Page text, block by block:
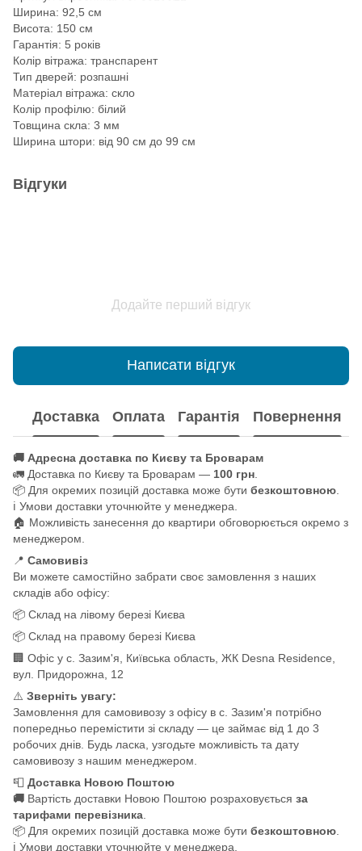
Ширина: 92,5 см
Висота: 150 см
Гарантія: 5 років
Колір вітража: транспарент
Тип дверей: розпашні
Матеріал вітража: скло
Колір профілю: білий
Товщина скла: 3 мм
Ширина штори: від 90 см до 99 см
Відгуки
Додайте перший відгук
Написати відгук
Доставка Оплата Гарантія Повернення
🚚 Адресна доставка по Києву та Броварам
🚛 Доставка по Києву та Броварам — 100 грн
📦 Для окремих позицій доставка може бути безкоштовною
ℹ️ Умови доставки уточнюйте у менеджера.
🏠 Можливість занесення до квартири обговорюється окремо з
менеджером.
📍 Самовивіз
Ви можете самостійно забрати своє замовлення з наших
складів або офісу:
📦 Склад на лівому березі Києва
📦 Склад на правому березі Києва
🏢 Офіс у с. Зазим'я, Київська область, ЖК Desna Residence,
вул. Придорожна, 12
⚠️ Зверніть увагу:
Замовлення для самовивозу з офісу в с. Зазим'я потрібно
попередньо перемістити зі складу — це займає від 1 до 3
робочих днів. Будь ласка, узгодьте можливість та дату
самовивозу з нашим менеджером.
📮 Доставка Новою Поштою
🚚 Вартість доставки Новою Поштою розраховується за
тарифами перевізника
📦 Для окремих позицій доставка може бути безкоштовною
ℹ️ Умови доставки уточнюйте у менеджера.